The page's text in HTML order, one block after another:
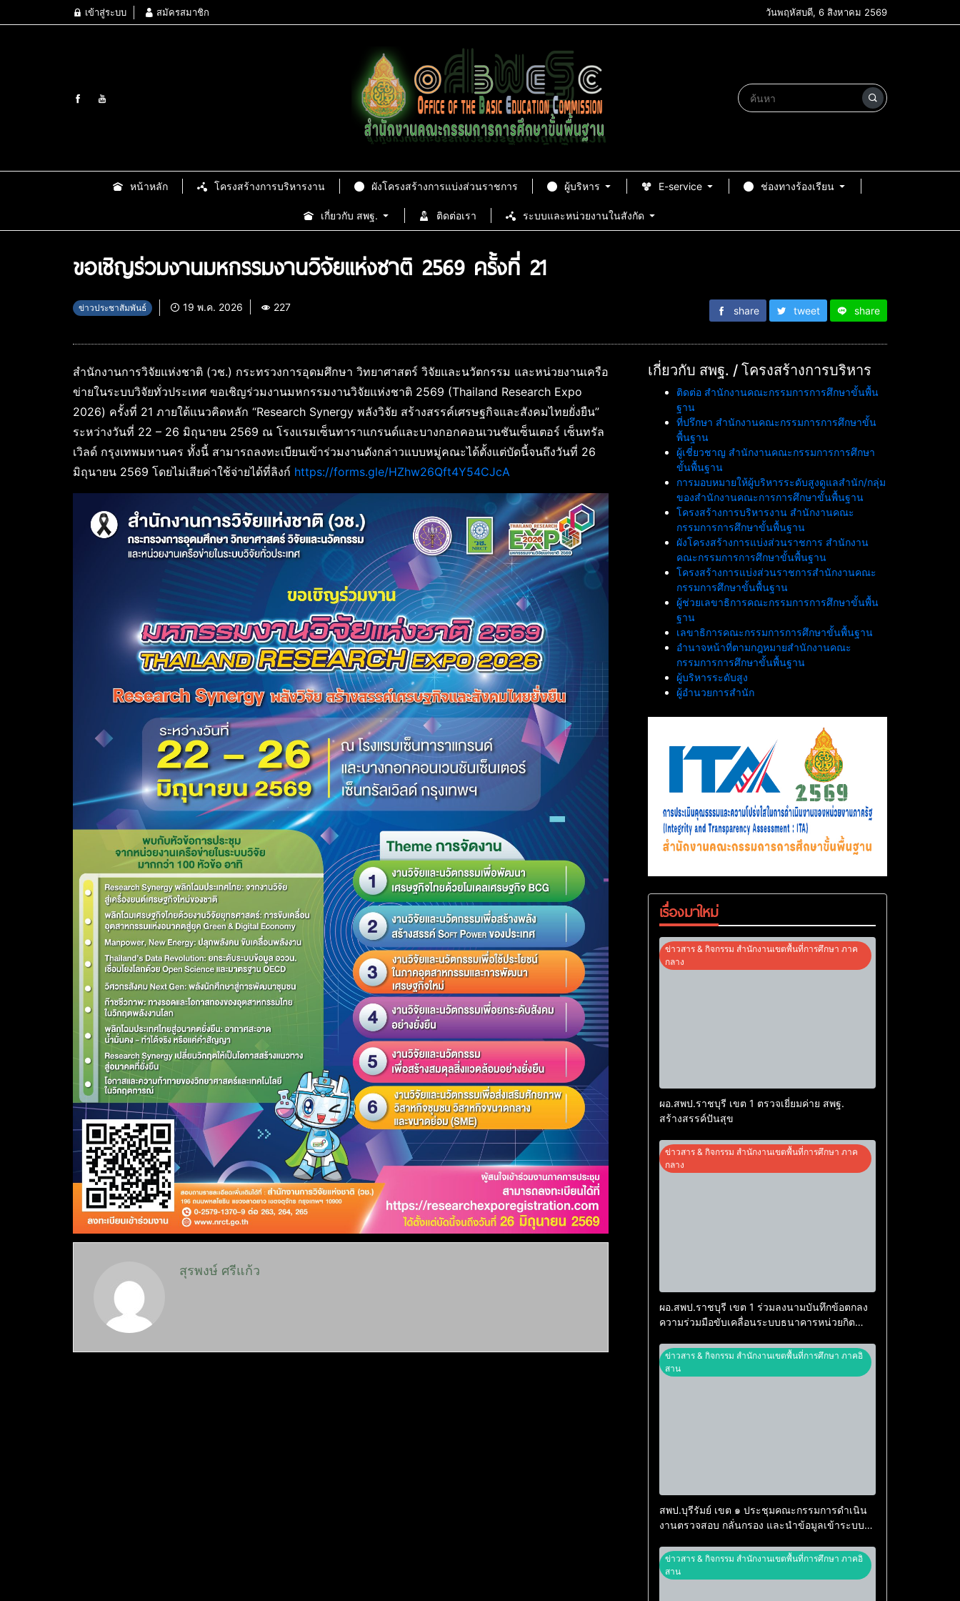
เข้าสู่ระบบ สมัครสมาชิก วันพฤหัสบดี, 6 สิงหาคม 2569
หน้าหลัก โครงสร้างการบริหารงาน ผังโครงสร้างการแบ่งส่วนราชการ ผู้บริหาร E-service ช่องทางร้องเรียน
เกี่ยวกับ สพฐ. ติดต่อเรา ระบบและหน่วยงานในสังกัด
ขอเชิญร่วมงานมหกรรมงานวิจัยแห่งชาติ 2569 ครั้งที่ 21
ข่าวประชาสัมพันธ์ 19 พ.ค. 2026 227 share tweet share
สำนักงานการวิจัยแห่งชาติ (วช.) กระทรวงการอุดมศึกษา วิทยาศาสตร์ วิจัยและนวัตกรรม และหน่วยงานเครือ
ข่ายในระบบวิจัยทั่วประเทศ ขอเชิญร่วมงานมหกรรมงานวิจัยแห่งชาติ 2569 (Thailand Research Expo
2026) ครั้งที่ 21 ภายใต้แนวคิดหลัก “Research Synergy พลังวิจัย สร้างสรรค์เศรษฐกิจและสังคมไทยยั่งยืน”
ระหว่างวันที่ 22 – 26 มิถุนายน 2569 ณ โรงแรมเซ็นทาราแกรนด์และบางกอกคอนเวนชันเซ็นเตอร์ เซ็นทรัล
เวิลด์ กรุงเทพมหานคร ทั้งนี้ สามารถลงทะเบียนเข้าร่วมงานดังกล่าวแบบหมู่คณะได้ตั้งแต่บัดนี้จนถึงวันที่ 26
มิถุนายน 2569 โดยไม่เสียค่าใช้จ่ายได้ที่ลิงก์ https://forms.gle/HZhw26Qft4Y54CJcA
สุรพงษ์ ศรีแก้ว
เกี่ยวกับ สพฐ. / โครงสร้างการบริหาร
ติดต่อ สำนักงานคณะกรรมการการศึกษาขั้นพื้น
ฐาน
ที่ปรึกษา สำนักงานคณะกรรมการการศึกษาขั้น
พื้นฐาน
ผู้เชี่ยวชาญ สำนักงานคณะกรรมการการศึกษา
ขั้นพื้นฐาน
การมอบหมายให้ผู้บริหารระดับสูงดูแลสำนัก/กลุ่ม
ของสำนักงานคณะการการศึกษาขั้นพื้นฐาน
โครงสร้างการบริหารงาน สำนักงานคณะ
กรรมการการศึกษาขั้นพื้นฐาน
ผังโครงสร้างการแบ่งส่วนราชการ สำนักงาน
คณะกรรมการการศึกษาขั้นพื้นฐาน
โครงสร้างการแบ่งส่วนราชการสำนักงานคณะ
กรรมการศึกษาขั้นพื้นฐาน
ผู้ช่วยเลขาธิการคณะกรรมการการศึกษาขั้นพื้น
ฐาน
เลขาธิการคณะกรรมการการศึกษาขั้นพื้นฐาน
อำนาจหน้าที่ตามกฎหมายสำนักงานคณะ
กรรมการการศึกษาขั้นพื้นฐาน
ผู้บริหารระดับสูง
ผู้อำนวยการสำนัก
เรื่องมาใหม่
ข่าวสาร & กิจกรรม สำนักงานเขตพื้นที่การศึกษา ภาค
กลาง
ผอ.สพป.ราชบุรี เขต 1 ตรวจเยี่ยมค่าย สพฐ.
สร้างสรรค์ปันสุข
ข่าวสาร & กิจกรรม สำนักงานเขตพื้นที่การศึกษา ภาค
กลาง
ผอ.สพป.ราชบุรี เขต 1 ร่วมลงนามบันทึกข้อตกลง
ความร่วมมือขับเคลื่อนระบบธนาคารหน่วยกิต
ข่าวสาร & กิจกรรม สำนักงานเขตพื้นที่การศึกษา ภาคอิ
สาน
สพป.บุรีรัมย์ เขต ๑ ประชุมคณะกรรมการดำเนิน
งานตรวจสอบ กลั่นกรอง และนำข้อมูลเข้าระบบ
ประจำปีงบประมาณ พ.ศ. ๒๕๖๙
ข่าวสาร & กิจกรรม สำนักงานเขตพื้นที่การศึกษา ภาคอิ
สาน